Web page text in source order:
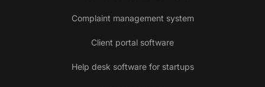
Complaint management system
Client portal software
Help desk software for startups